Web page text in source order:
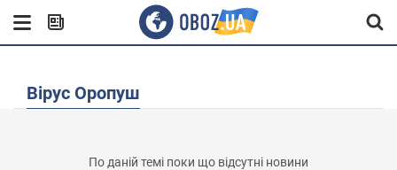
Вірус Оропуш
По даній темі поки що відсутні новини